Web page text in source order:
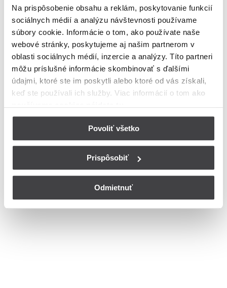
Na prispôsobenie obsahu a reklám, poskytovanie funkcií
sociálnych médií a analýzu návštevnosti používame
súbory cookie. Informácie o tom, ako používate naše
webové stránky, poskytujeme aj našim partnerom v
oblasti sociálnych médií, inzercie a analýzy. Títo partneri
môžu príslušné informácie skombinovať s ďalšími
údajmi, ktoré ste im poskytli alebo ktoré od vás získali,
keď ste používali ich služby. Viac informácií o tom ako
Povoliť všetko
Prispôsobiť
Odmietnuť
Zadajte ulicu a číslopre zobrazenie ponuky internetu v lokalite
Malý Lég
Zoznam ulíc v meste Malý Lég
Ulica
Bohužiaľ, nedisponujeme zoznamom dostupných ulíc v danom
meste
© Copyright 2026
Nastavenia cookies